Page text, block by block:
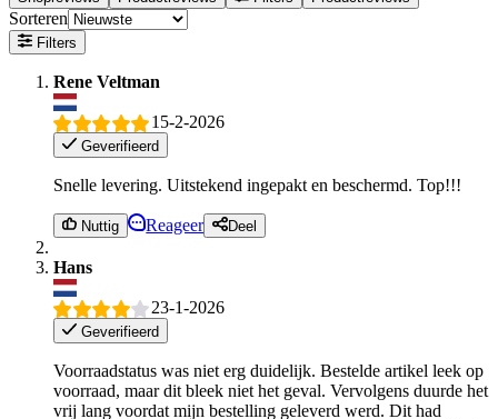
Sorteren
Filters
Rene Veltman
15-2-2026
Geverifieerd
Snelle levering. Uitstekend ingepakt en beschermd. Top!!!
Nuttig Reageer Deel
Hans
23-1-2026
Geverifieerd
Voorraadstatus was niet erg duidelijk. Bestelde artikel leek op
voorraad, maar dit bleek niet het geval. Vervolgens duurde het
vrij lang voordat mijn bestelling geleverd werd. Dit had